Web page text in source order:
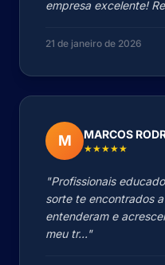
empresa excelente!
21 de janeiro de 2026
M MARCOS
★★★★★
"Profissionais
sorte te encontrados
entenderam e
meu tr..."